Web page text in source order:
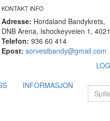
KONTAKT INFO
Adresse: Hordaland Bandykrets,
DNB Arena, Ishockeyveien 1,
Telefon: 936 60 414
Epost: sorvestbandy@gmail.com
INFORMASJON